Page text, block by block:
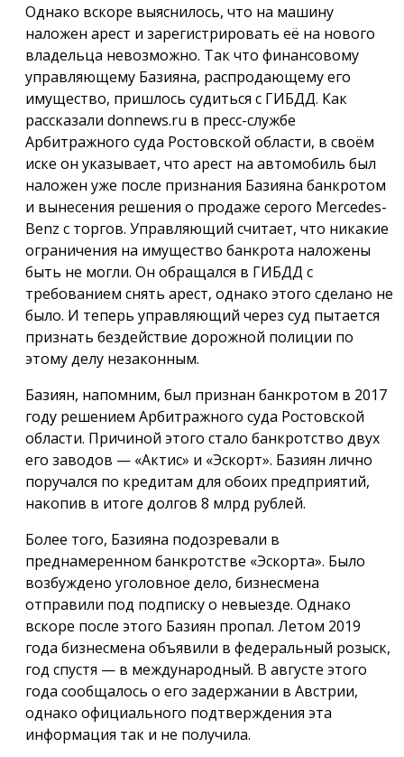
Однако вскоре выяснилось, что на машину
наложен арест и зарегистрировать её на нового
владельца невозможно. Так что финансовому
управляющему Базияна, распродающему его
имущество, пришлось судиться с ГИБДД. Как
рассказали donnews.ru в пресс-службе
Арбитражного суда Ростовской области, в своём
иске он указывает, что арест на автомобиль был
наложен уже после признания Базияна банкротом
и вынесения решения о продаже серого Mercedes-
Benz с торгов. Управляющий считает, что никакие
ограничения на имущество банкрота наложены
быть не могли. Он обращался в ГИБДД с
требованием снять арест, однако этого сделано не
было. И теперь управляющий через суд пытается
признать бездействие дорожной полиции по
этому делу незаконным.
Базиян, напомним, был признан банкротом в 2017
году решением Арбитражного суда Ростовской
области. Причиной этого стало банкротство двух
его заводов — «Актис» и «Эскорт». Базиян лично
поручался по кредитам для обоих предприятий,
накопив в итоге долгов 8 млрд рублей.
Более того, Базияна подозревали в
преднамеренном банкротстве «Эскорта». Было
возбуждено уголовное дело, бизнесмена
отправили под подписку о невыезде. Однако
вскоре после этого Базиян пропал. Летом 2019
года бизнесмена объявили в федеральный розыск,
год спустя — в международный. В августе этого
года сообщалось о его задержании в Австрии,
однако официального подтверждения эта
информация так и не получила.